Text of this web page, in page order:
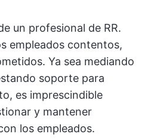
un profesional de RR.
empleados contentos,
Ya sea mediando
soporte para
es imprescindible
y mantener
los empleados.